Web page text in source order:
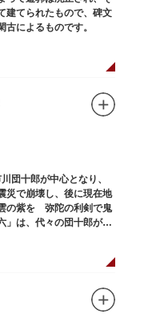
建てられたもので、碑文
によるものです。
団十郎が中心となり、
災で崩壊し、後に現在地
の紫を 弥陀の利剣で鬼
」は、代々の団十郎が伝